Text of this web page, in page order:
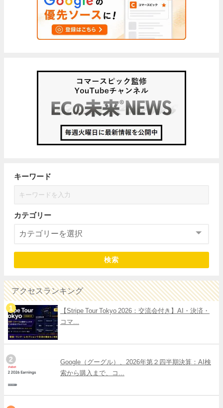
キーワード
カテゴリー
検索
アクセスランキング
【Stripe Tour Tokyo 2026：交流会付き】AI・決済・
コマ...
Google（グーグル）、2026年第２四半期決算：AI検
索から購入まで、コ...